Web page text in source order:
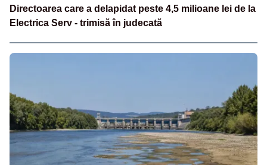
Directoarea care a delapidat peste 4,5 milioane lei de la
Electrica Serv - trimisă în judecată